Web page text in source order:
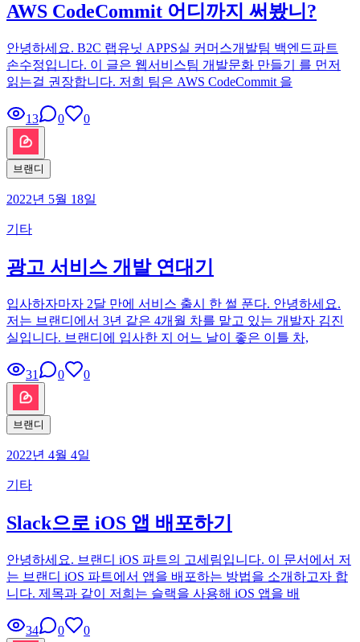
AWS CodeCommit 어디까지 써봤니?
안녕하세요. B2C 랩유닛 APPS실 커머스개발팀 백엔드파트
손수정입니다. 이 글은 웹서비스팀 개발문화 만들기 를 먼저
읽는걸 권장합니다. 저희 팀은 AWS CodeCommit 을
13 0 0
브랜디
2022년 5월 18일
기타
광고 서비스 개발 연대기
입사하자마자 2달 만에 서비스 출시 한 썰 푼다. 안녕하세요.
저는 브랜디에서 3년 같은 4개월 차를 맡고 있는 개발자 김진
실입니다. 브랜디에 입사한 지 어느 날이 좋은 이틀 차,
31 0 0
브랜디
2022년 4월 4일
기타
Slack으로 iOS 앱 배포하기
안녕하세요. 브랜디 iOS 파트의 고세림입니다. 이 문서에서 저
는 브랜디 iOS 파트에서 앱을 배포하는 방법을 소개하고자 합
니다. 제목과 같이 저희는 슬랙을 사용해 iOS 앱을 배
34 0 0